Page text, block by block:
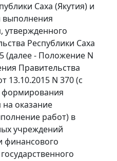
Саха (Якутия) и
утвержденного
Республики Саха
(далее - Положение N
Правительства
13.10.2015 N 370 (с
на оказание
работ) в
учреждений
финансового